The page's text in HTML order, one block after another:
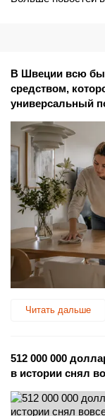
В Швеции всю
средством,
универсальный
Читать дальше
512 000 000
в истории снял